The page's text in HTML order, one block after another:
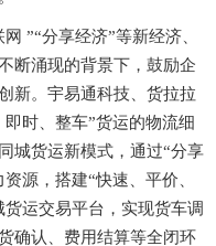
”“分享经济”等新经济、
断涌现的背景下，鼓励企
新。宇易通科技、货拉拉
时、整车”货运的物流细
城货运新模式，通过“分享
源，搭建“快速、平价、
运交易平台，实现货车调
确认、费用结算等全闭环